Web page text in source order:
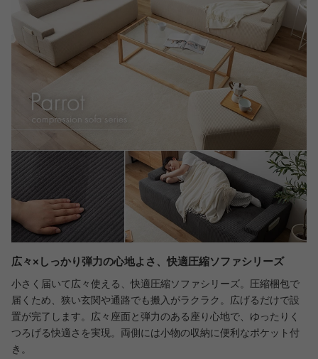
広々×しっかり弾力の心地よさ、快適圧縮ソファシリーズ
小さく届いて広々使える、快適圧縮ソファシリーズ。圧縮梱包で
届くため、狭い玄関や通路でも搬入がラクラク。広げるだけで設
置が完了します。広々座面と弾力のある座り心地で、ゆったりく
つろげる快適さを実現。両側には小物の収納に便利なポケット付
き。